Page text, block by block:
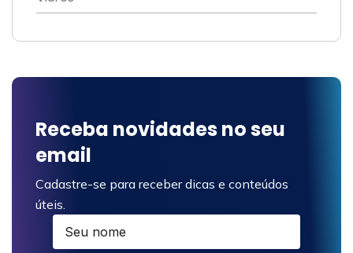
Receba novidades no seu
email
Cadastre-se para receber dicas e conteúdos
úteis.